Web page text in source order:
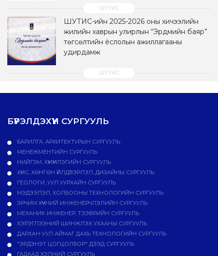
ШУТИС-ийн 2025-2026 оны хичээлийн
жилийн хаврын улирлын “Эрдмийн баяр”
төгсөлтийн ёслолын ажиллагааны
удирдамж
БҮРЭЛДЭХҮҮН СУРГУУЛЬ
БАРИЛГА, АРХИТЕКТУРЫН СУРГУУЛЬ
МЕНЕЖМЕНТИЙН СУРГУУЛЬ
НИЙГЭМ, ХҮМҮҮНЛЭГИЙН СУРГУУЛЬ
ХҮНС, ХӨНГӨН ҮЙЛДВЭРЛЭЛ, ДИЗАЙНЫ СУРГУУЛЬ
ГЕОЛОГИ, УУЛ УУРХАЙН СУРГУУЛЬ
МЭДЭЭЛЭЛ, ХОЛБООНЫ ТЕХНОЛОГИЙН СУРГУУЛЬ
ЭРЧИМ ХҮЧНИЙ ИНЖЕНЕРЧЛЭЛИЙН СУРГУУЛЬ
МЕХАНИК ИНЖЕНЕР, ТЭЭВРИЙН СУРГУУЛЬ
ХЭРЭГЛЭЭНИЙ ШИНЖЛЭХ УХААНЫ СУРГУУЛЬ
ДАРХАН-УУЛ АЙМАГ ДАХЬ ТЕХНОЛОГИЙН СУРГУУЛЬ
"ЭРДЭНЭТ ЦОГЦОЛБОР" ДЭЭД СУРГУУЛЬ
ГАДААД ХЭЛНИЙ СУРГУУЛЬ